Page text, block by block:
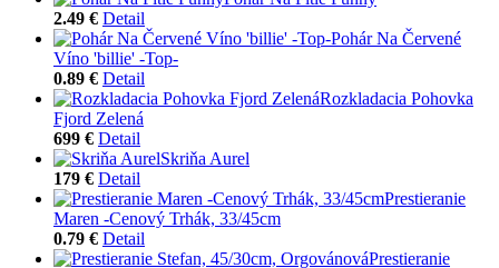
2.49 € Detail
Pohár Na Červené
Víno 'billie' -Top-
0.89 € Detail
Rozkladacia Pohovka
Fjord Zelená
699 € Detail
Skriňa Aurel
179 € Detail
Prestieranie
Maren -Cenový Trhák, 33/45cm
0.79 € Detail
Prestieranie